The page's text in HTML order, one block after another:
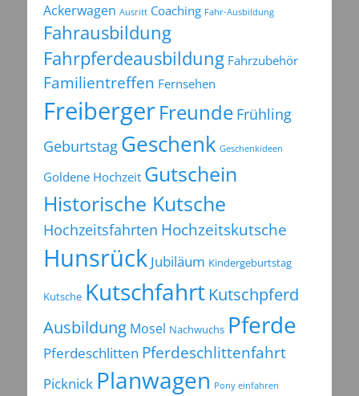
Ackerwagen Ausritt Coaching Fahr-Ausbildung
Fahrausbildung
Fahrpferdeausbildung Fahrzubehör
Familientreffen Fernsehen
FreibergerFreunde Frühling
Geburtstag Geschenk Geschenkideen
Goldene Hochzeit Gutschein
Historische Kutsche
Hochzeitsfahrten Hochzeitskutsche
Hunsrück Jubiläum Kindergeburtstag
Kutsche Kutschfahrt Kutschpferd
Ausbildung Mosel Nachwuchs Pferde
Pferdeschlitten Pferdeschlittenfahrt
Picknick Planwagen Pony einfahren